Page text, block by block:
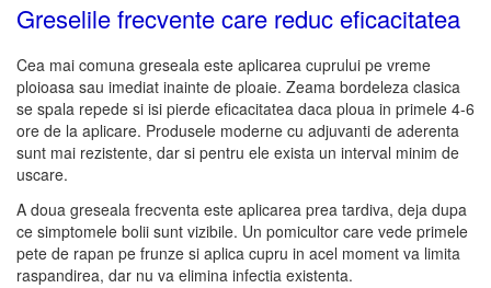
Greselile frecvente care reduc eficacitatea
Cea mai comuna greseala este aplicarea cuprului pe vreme
ploioasa sau imediat inainte de ploaie. Zeama bordeleza clasica
se spala repede si isi pierde eficacitatea daca ploua in primele 4-6
ore de la aplicare. Produsele moderne cu adjuvanti de aderenta
sunt mai rezistente, dar si pentru ele exista un interval minim de
uscare.
A doua greseala frecventa este aplicarea prea tardiva, deja dupa
ce simptomele bolii sunt vizibile. Un pomicultor care vede primele
pete de rapan pe frunze si aplica cupru in acel moment va limita
raspandirea, dar nu va elimina infectia existenta.